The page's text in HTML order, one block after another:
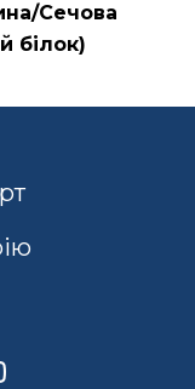
Сечова
білок)